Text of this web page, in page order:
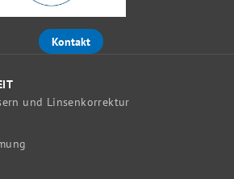
Kontakt
und Linsenkorrektur